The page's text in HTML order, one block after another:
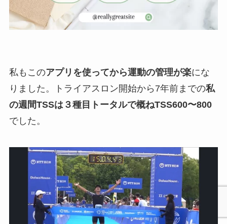
私もこのアプリを使ってから運動の管理が楽にな
りました。トライアスロン開始から7年前までの私
の週間TSSは３種目トータルで概ねTSS600〜800
でした。